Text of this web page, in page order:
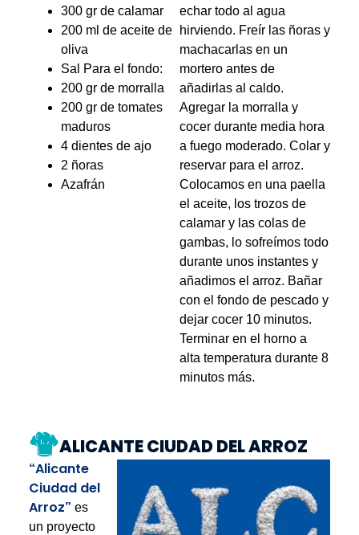
300 gr de calamar
200 ml de aceite de
oliva
Sal Para el fondo:
200 gr de morralla
200 gr de tomates
maduros
4 dientes de ajo
2 ñoras
Azafrán
echar todo al agua
hirviendo. Freír las ñoras y
machacarlas en un
mortero antes de
añadirlas al caldo.
Agregar la morralla y
cocer durante media hora
a fuego moderado. Colar y
reservar para el arroz.
Colocamos en una paella
el aceite, los trozos de
calamar y las colas de
gambas, lo sofreímos todo
durante unos instantes y
añadimos el arroz. Bañar
con el fondo de pescado y
dejar cocer 10 minutos.
Terminar en el horno a
alta temperatura durante 8
minutos más.
ALICANTE CIUDAD DEL ARROZ
“Alicante
Ciudad del
Arroz” es
un proyecto